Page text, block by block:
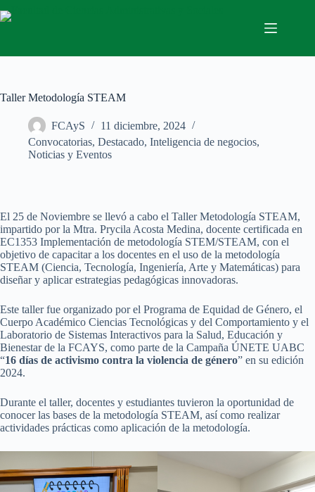
al
Taller Metodología STEAM
FCAyS
11 diciembre, 2024
Convocatorias, Destacado, Inteligencia de negocios,
Noticias y Eventos
El 25 de Noviembre se llevó a cabo el Taller Metodología STEAM,
impartido por la Mtra. Prycila Acosta Medina, docente certificada en
EC1353 Implementación de metodología STEM/STEAM, con el
objetivo de capacitar a los docentes en el uso de la metodología
STEAM (Ciencia, Tecnología, Ingeniería, Arte y Matemáticas) para
diseñar y aplicar estrategias pedagógicas innovadoras.
Este taller fue organizado por el Programa de Equidad de Género, el
Cuerpo Académico Ciencias Tecnológicas y del Comportamiento y el
Laboratorio de Sistemas Interactivos para la Salud, Educación y
Bienestar de la FCAYS, como parte de la Campaña ÚNETE UABC
“16 días de activismo contra la violencia de género” en su edición
2024.
Durante el taller, docentes y estudiantes tuvieron la oportunidad de
conocer las bases de la metodología STEAM, así como realizar
actividades prácticas como aplicación de la metodología.